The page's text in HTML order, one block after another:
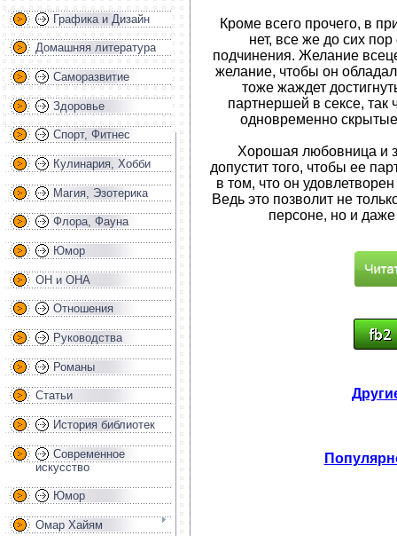
Графика и Дизайн
Домашняя литература
Саморазвитие
Здоровье
Спорт, Фитнес
Кулинария, Хобби
Магия, Эзотерика
Флора, Фауна
Юмор
ОН и ОНА
Отношения
Руководства
Романы
Статьи
История библиотек
Современное
искусство
Юмор
Омар Хайям
Кроме всего прочего, в
нет, все же до сих
подчинения. Желание
желание, чтобы он
тоже жаждет
партнершей в сексе, так
одновременно
Хорошая любовница и
допустит того, чтобы ее
в том, что он
Ведь это позволит не
персоне, но и